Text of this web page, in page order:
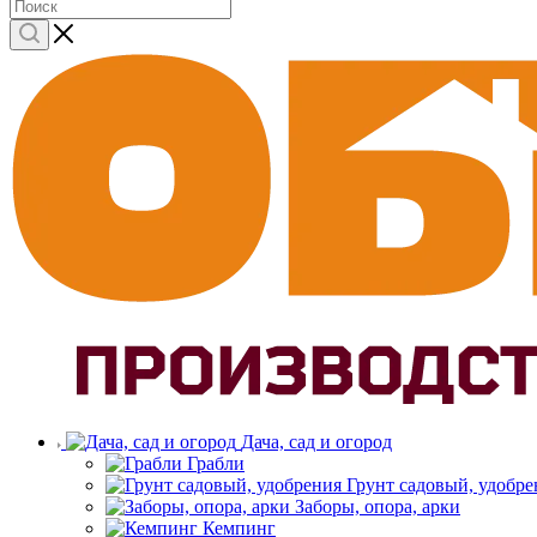
Дача, сад и огород
Грабли
Грунт садовый,
Заборы, опора, арки
Кемпинг